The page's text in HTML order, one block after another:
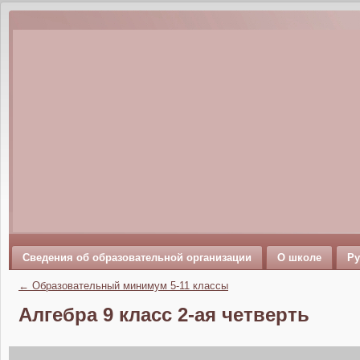
Сведения об образовательной организации О школе
← Образовательный минимум 5-11 классы
Алгебра 9 класс 2-ая четверть